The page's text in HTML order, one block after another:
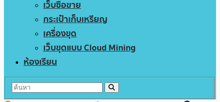
เว็บซื้อขาย
กระเป๋าเก็บเหรียญ
เครื่องขุด
เว็บขุดแบบ Cloud Mining
ห้องเรียน